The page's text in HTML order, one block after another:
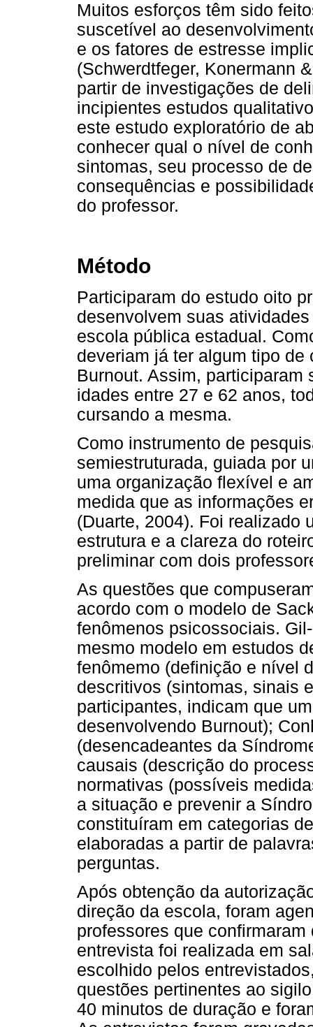
Muitos esforços têm sido
suscetível ao
e os fatores de estresse
(Schwerdtfeger, Konermann
partir de investigações de
incipientes estudos
este estudo exploratório de
conhecer qual o nível de
sintomas, seu processo de
consequências e
do professor.
Método
Participaram do estudo oito
desenvolvem suas
escola pública estadual.
deveriam já ter algum tipo
Burnout. Assim, participaram
idades entre 27 e 62 anos,
cursando a mesma.
Como instrumento de
semiestruturada, guiada por
uma organização flexível e
medida que as informações
(Duarte, 2004). Foi realizado
estrutura e a clareza do
preliminar com dois
As questões que
acordo com o modelo de
fenômenos psicossociais.
mesmo modelo em estudos
fenômemo (definição e nível
descritivos (sintomas, sinais
participantes, indicam que
desenvolvendo Burnout);
(desencadeantes da
causais (descrição do
normativas (possíveis
a situação e prevenir a
constituíram em categorias
elaboradas a partir de
perguntas.
Após obtenção da
direção da escola, foram
professores que
entrevista foi realizada em
escolhido pelos
questões pertinentes ao
40 minutos de duração e